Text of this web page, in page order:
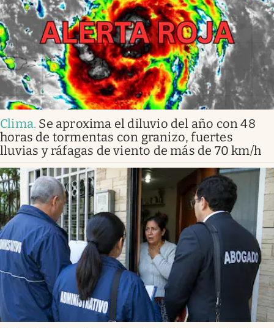
Clima. Se aproxima el diluvio del año con 48
horas de tormentas con granizo, fuertes
lluvias y ráfagas de viento de más de 70 km/h